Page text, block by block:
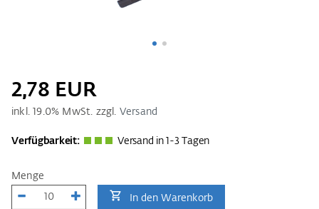
2,78 EUR
inkl.19.0% MwSt. zzgl. Versand
Verfügbarkeit: Versand in 1-3 Tagen
Menge
In den Warenkorb